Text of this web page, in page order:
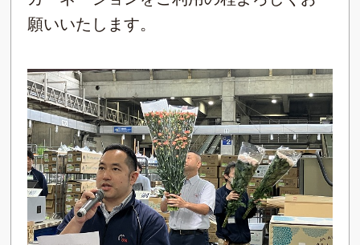
願いいたします。